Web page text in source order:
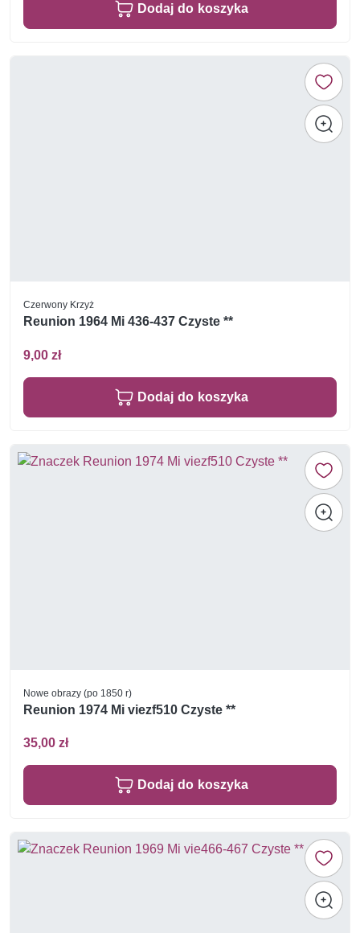
Dodaj do koszyka
Czerwony Krzyż
Reunion 1964 Mi 436-437 Czyste **
9,00 zł
Dodaj do koszyka
Nowe obrazy (po 1850 r)
Reunion 1974 Mi viezf510 Czyste **
35,00 zł
Dodaj do koszyka